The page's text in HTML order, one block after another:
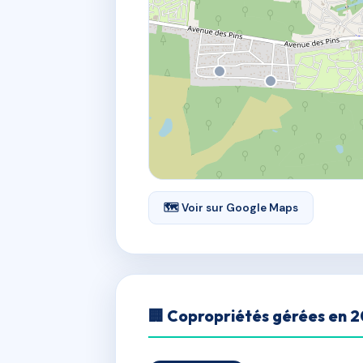
🗺 Voir sur Google Maps
🏢 Copropriétés gérées en